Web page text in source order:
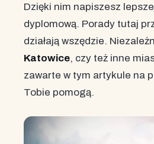
Dzięki nim napiszesz
dyplomową. Porady tutaj
działają wszędzie.
Katowice, czy też inne
zawarte w tym artykule na
Tobie pomogą.